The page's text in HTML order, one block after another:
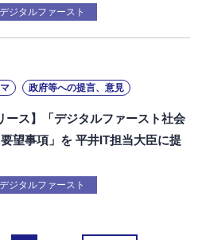
デジタルファースト
政府等への提言、意見
ース】「デジタルファースト社会
望事項」を 平井IT担当大臣に提
デジタルファースト